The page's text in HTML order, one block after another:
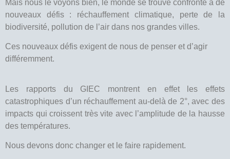
Mais nous le voyons bien, le monde se trouve confronté à de
nouveaux défis : réchauffement climatique, perte de la
biodiversité, pollution de l’air dans nos grandes villes.
Ces nouveaux défis exigent de nous de penser et d’agir
différemment.
Les rapports du GIEC montrent en effet les effets
catastrophiques d’un réchauffement au-delà de 2°, avec des
impacts qui croissent très vite avec l’amplitude de la hausse
des températures.
Nous devons donc changer et le faire rapidement.